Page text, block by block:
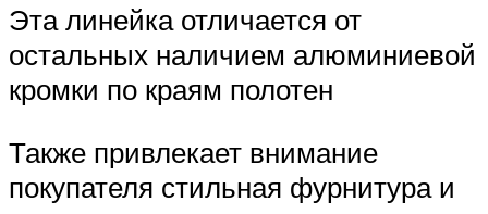
Эта линейка отличается от
остальных наличием алюминиевой
кромки по краям полотен
Также привлекает внимание
покупателя стильная фурнитура и